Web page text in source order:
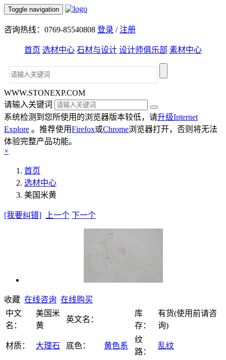
Toggle navigation
咨询热线：0769-85540808 登录 /注册
首页 选材中心 石材与设计 设计师俱乐部 素材中心
WWW.STONEXP.COM
请输入关键词
系统检测到您所使用的浏览器版本较低，请升级Internet
Explore 。推荐使用Firefox或Chrome浏览器打开，否则将无法
体验完整产品功能。
×
首页
选材中心
美国米黄
[我要纠错] 上一个 下一个
收藏 在线咨询 在线购买
中文
名：
美国米
黄
英文名：
库
存：
有货(使用前请咨
询)
材质： 大理石 底色： 黄色系
纹
路：
乱纹